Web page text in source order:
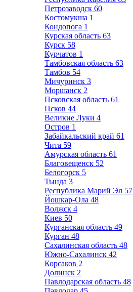
Петрозаводск 60
Костомукша 1
Кондопога 1
Курская область 63
Курск 58
Курчатов 1
Тамбовская область 63
Тамбов 54
Мичуринск 3
Моршанск 2
Псковская область 61
Псков 44
Великие Луки 4
Остров 1
Забайкальский край 61
Чита 59
Амурская область 61
Благовещенск 52
Белогорск 5
Тында 3
Республика Марий Эл 57
Йошкар-Ола 48
Волжск 4
Киев 50
Курганская область 49
Курган 48
Сахалинская область 48
Южно-Сахалинск 42
Корсаков 2
Долинск 2
Павлодарская область 48